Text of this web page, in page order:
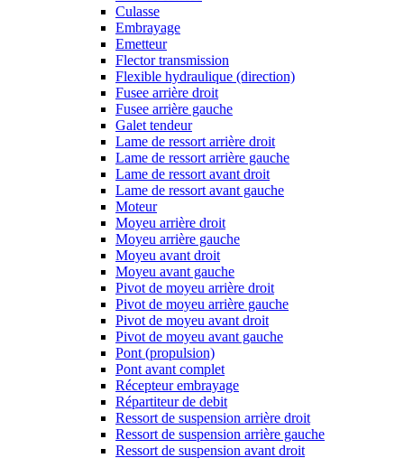
Culasse
Embrayage
Emetteur
Flector transmission
Flexible hydraulique (direction)
Fusee arrière droit
Fusee arrière gauche
Galet tendeur
Lame de ressort arrière droit
Lame de ressort arrière gauche
Lame de ressort avant droit
Lame de ressort avant gauche
Moteur
Moyeu arrière droit
Moyeu arrière gauche
Moyeu avant droit
Moyeu avant gauche
Pivot de moyeu arrière droit
Pivot de moyeu arrière gauche
Pivot de moyeu avant droit
Pivot de moyeu avant gauche
Pont (propulsion)
Pont avant complet
Récepteur embrayage
Répartiteur de debit
Ressort de suspension arrière droit
Ressort de suspension arrière gauche
Ressort de suspension avant droit